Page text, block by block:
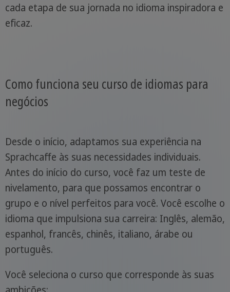
cada etapa de sua jornada no idioma inspiradora e
eficaz.
Como funciona seu curso de idiomas para
negócios
Desde o início, adaptamos sua experiência na
Sprachcaffe às suas necessidades individuais.
Antes do início do curso, você faz um teste de
nivelamento, para que possamos encontrar o
grupo e o nível perfeitos para você. Você escolhe o
idioma que impulsiona sua carreira: Inglês, alemão,
espanhol, francês, chinês, italiano, árabe ou
português.
Você seleciona o curso que corresponde às suas